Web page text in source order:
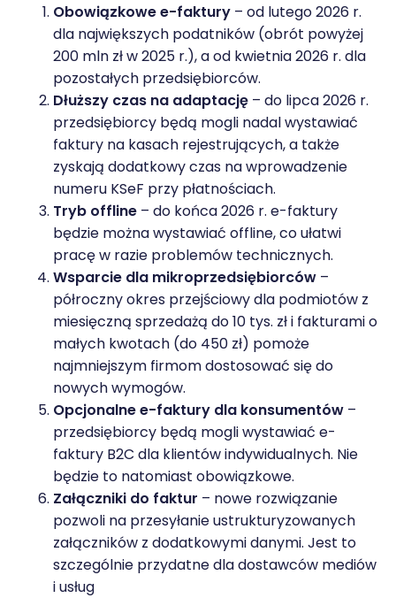
Obowiązkowe e-faktury – od lutego 2026 r.
dla największych podatników (obrót powyżej
200 mln zł w 2025 r.), a od kwietnia 2026 r. dla
pozostałych przedsiębiorców.
Dłuższy czas na adaptację – do lipca 2026 r.
przedsiębiorcy będą mogli nadal wystawiać
faktury na kasach rejestrujących, a także
zyskają dodatkowy czas na wprowadzenie
numeru KSeF przy płatnościach.
Tryb offline – do końca 2026 r. e-faktury
będzie można wystawiać offline, co ułatwi
pracę w razie problemów technicznych.
Wsparcie dla mikroprzedsiębiorców –
półroczny okres przejściowy dla podmiotów z
miesięczną sprzedażą do 10 tys. zł i fakturami o
małych kwotach (do 450 zł) pomoże
najmniejszym firmom dostosować się do
nowych wymogów.
Opcjonalne e-faktury dla konsumentów –
przedsiębiorcy będą mogli wystawiać e-
faktury B2C dla klientów indywidualnych. Nie
będzie to natomiast obowiązkowe.
Załączniki do faktur – nowe rozwiązanie
pozwoli na przesyłanie ustrukturyzowanych
załączników z dodatkowymi danymi. Jest to
szczególnie przydatne dla dostawców mediów
i usług